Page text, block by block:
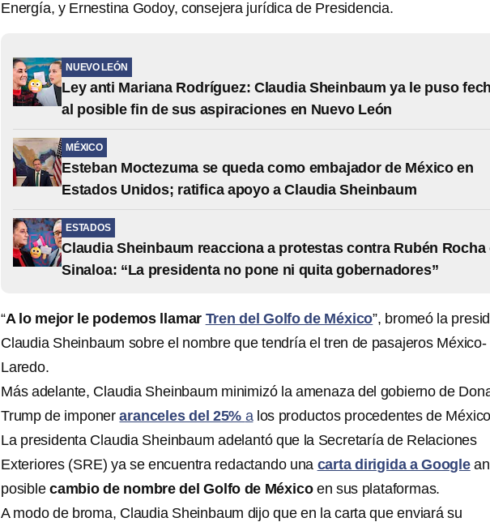
Energía, y Ernestina Godoy, consejera jurídica de Presidencia.
NUEVO LEÓN
Ley anti Mariana Rodríguez: Claudia Sheinbaum ya le puso
al posible fin de sus aspiraciones en Nuevo León
MÉXICO
Esteban Moctezuma se queda como embajador de México en
Estados Unidos; ratifica apoyo a Claudia Sheinbaum
ESTADOS
Claudia Sheinbaum reacciona a protestas contra Rubén Rocha
Sinaloa: “La presidenta no pone ni quita gobernadores”
“A lo mejor le podemos llamar Tren del Golfo de México”, bromeó la
Claudia Sheinbaum sobre el nombre que tendría el tren de pasajeros México-
Laredo.
Más adelante, Claudia Sheinbaum minimizó la amenaza del gobierno de
Trump de imponeraranceles del 25% alos productos procedentes de
La presidenta Claudia Sheinbaum adelantó que la Secretaría de Relaciones
Exteriores (SRE) ya se encuentra redactando una carta dirigida a Google
posible cambio de nombre del Golfo de Méxicoen sus plataformas.
A modo de broma, Claudia Sheinbaum dijo que en la carta que enviará su